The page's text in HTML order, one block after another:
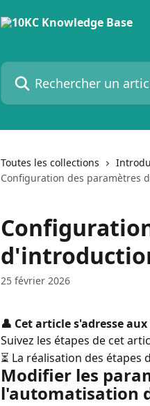
Rechercher un article...
Toutes les collections
Configuration des paramètres
25 février 2026
👤 Cet article s'adresse
Suivez les étapes de cet
⏳ La réalisation des
Modifier les
l'automatisation